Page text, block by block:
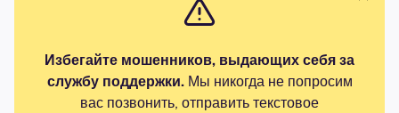
Избегайте мошенников, выдающих себя за
службу поддержки.Мы никогда не попросим
вас позвонить, отправить текстовое